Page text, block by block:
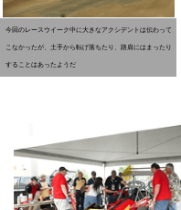
今回のレースウイーク中に大きなアクシデントは伝わって
こなかったが、土手から転げ落ちたり、路肩にはまったり
することはあったようだ